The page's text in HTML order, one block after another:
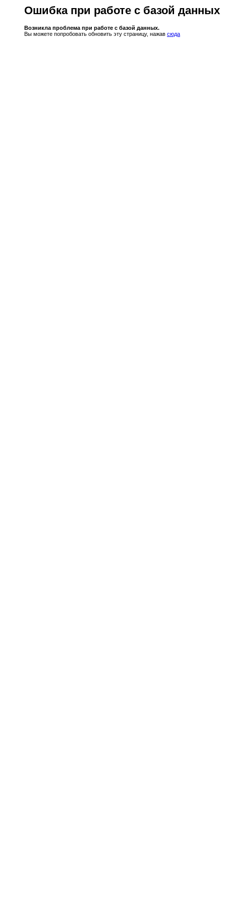
Ошибка при работе с базой данных
Возникла проблема при работе с базой данных.
Вы можете попробовать обновить эту страницу, нажав сюда